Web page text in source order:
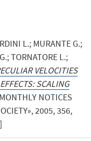
L.; MURANTE G.;
TORNATORE L.;
VELOCITIES
SCALING
NOTICES
2005, 356,